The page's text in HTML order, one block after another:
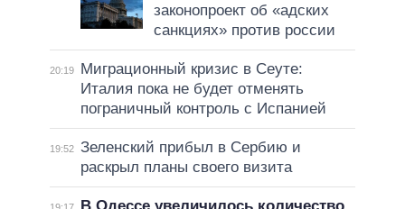
законопроект об «адских
санкциях» против россии
20:19
Миграционный кризис в Сеуте:
Италия пока не будет отменять
пограничный контроль с Испанией
19:52 Зеленский прибыл в Сербию и
раскрыл планы своего визита
В Одессе увеличилось количество